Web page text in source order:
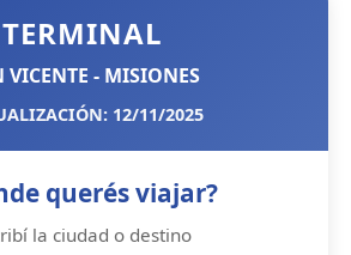
TERMINAL
VICENTE - MISIONES
12/11/2025
querés viajar?
la ciudad o destino